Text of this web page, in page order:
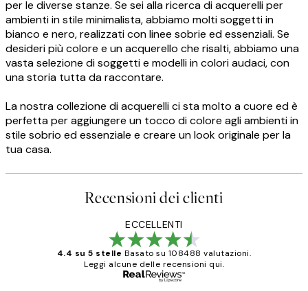
per le diverse stanze. Se sei alla ricerca di acquerelli per
ambienti in stile minimalista, abbiamo molti soggetti in
bianco e nero, realizzati con linee sobrie ed essenziali. Se
desideri più colore e un acquerello che risalti, abbiamo una
vasta selezione di soggetti e modelli in colori audaci, con
una storia tutta da raccontare.
La nostra collezione di acquerelli ci sta molto a cuore ed è
perfetta per aggiungere un tocco di colore agli ambienti in
stile sobrio ed essenziale e creare un look originale per la
tua casa.
Recensioni dei clienti
ECCELLENTI
4.4 su 5 stelle Basato su 108488 valutazioni.
Leggi alcune delle recensioni qui.